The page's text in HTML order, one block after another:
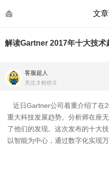
文
解读Gartner 2017年十大技术
客服超人
关注:3 粉丝:0
近日Gartner公司着重介绍了在
重大科技发展趋势。分析师在座
了他们的发现。这次发布的十大
以智能为中心，通过数字化实现